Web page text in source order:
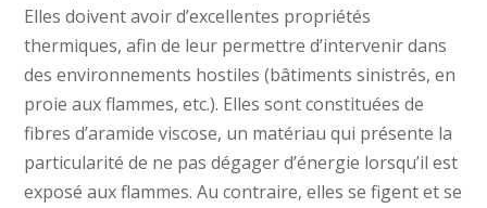
Elles doivent avoir d’excellentes propriétés
thermiques, afin de leur permettre d’intervenir dans
des environnements hostiles (bâtiments sinistrés, en
proie aux flammes, etc.). Elles sont constituées de
fibres d’aramide viscose, un matériau qui présente la
particularité de ne pas dégager d’énergie lorsqu’il est
exposé aux flammes. Au contraire, elles se figent et se